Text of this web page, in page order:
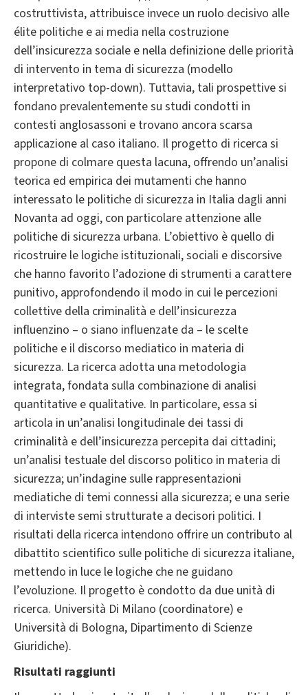
costruttivista, attribuisce invece un ruolo decisivo alle
élite politiche e ai media nella costruzione
dell’insicurezza sociale e nella definizione delle priorità
di intervento in tema di sicurezza (modello
interpretativo top-down). Tuttavia, tali prospettive si
fondano prevalentemente su studi condotti in
contesti anglosassoni e trovano ancora scarsa
applicazione al caso italiano. Il progetto di ricerca si
propone di colmare questa lacuna, offrendo un’analisi
teorica ed empirica dei mutamenti che hanno
interessato le politiche di sicurezza in Italia dagli anni
Novanta ad oggi, con particolare attenzione alle
politiche di sicurezza urbana. L’obiettivo è quello di
ricostruire le logiche istituzionali, sociali e discorsive
che hanno favorito l’adozione di strumenti a carattere
punitivo, approfondendo il modo in cui le percezioni
collettive della criminalità e dell’insicurezza
influenzino – o siano influenzate da – le scelte
politiche e il discorso mediatico in materia di
sicurezza. La ricerca adotta una metodologia
integrata, fondata sulla combinazione di analisi
quantitative e qualitative. In particolare, essa si
articola in un’analisi longitudinale dei tassi di
criminalità e dell’insicurezza percepita dai cittadini;
un’analisi testuale del discorso politico in materia di
sicurezza; un’indagine sulle rappresentazioni
mediatiche di temi connessi alla sicurezza; e una serie
di interviste semi strutturate a decisori politici. I
risultati della ricerca intendono offrire un contributo al
dibattito scientifico sulle politiche di sicurezza italiane,
mettendo in luce le logiche che ne guidano
l’evoluzione. Il progetto è condotto da due unità di
ricerca. Università Di Milano (coordinatore) e
Università di Bologna, Dipartimento di Scienze
Giuridiche).
Risultati raggiunti